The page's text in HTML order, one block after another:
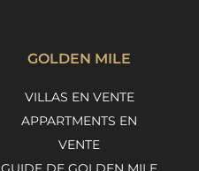
GOLDEN MILE
VILLAS EN VENTE
APPARTMENTS EN
VENTE